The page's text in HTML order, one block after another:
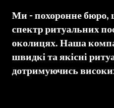
Ми - похоронне бюро,
спектр ритуальних
околицях. Наша
швидкі та якісні
дотримуючись